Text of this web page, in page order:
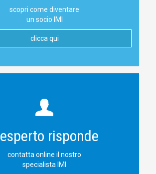
scopri come diventare
un socio IMI
clicca qui
risponde
contatta online il nostro
specialista IMI